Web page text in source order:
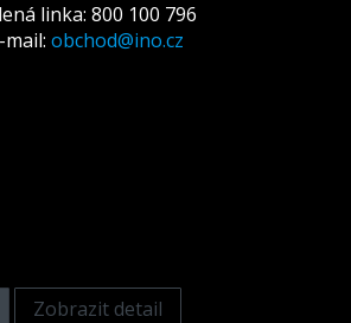
linka: 800 100 796
mail: obchod@ino.cz
Zobrazit detail